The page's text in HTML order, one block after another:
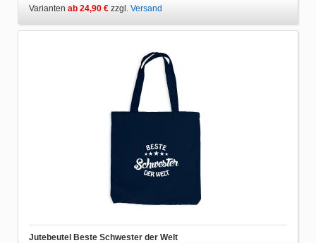
Varianten ab 24,90 € zzgl. Versand
Jutebeutel Beste Schwester der Welt